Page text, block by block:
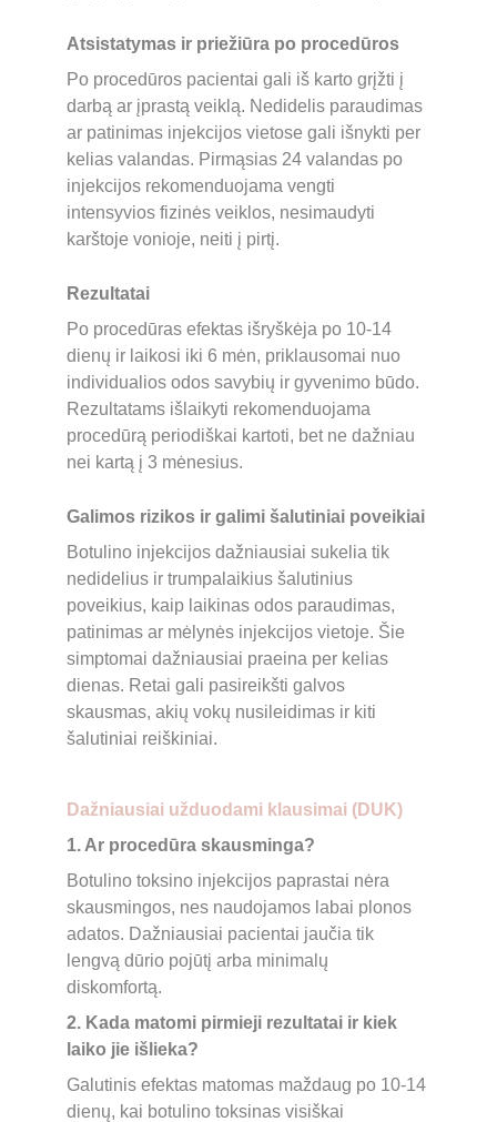
Atsistatymas ir priežiūra po procedūros
Po procedūros pacientai gali iš karto grįžti į
darbą ar įprastą veiklą. Nedidelis paraudimas
ar patinimas injekcijos vietose gali išnykti per
kelias valandas. Pirmąsias 24 valandas po
injekcijos rekomenduojama vengti
intensyvios fizinės veiklos, nesimaudyti
karštoje vonioje, neiti į pirtį.
Rezultatai
Po procedūras efektas išryškėja po 10-14
dienų ir laikosi iki 6 mėn, priklausomai nuo
individualios odos savybių ir gyvenimo būdo.
Rezultatams išlaikyti rekomenduojama
procedūrą periodiškai kartoti, bet ne dažniau
nei kartą į 3 mėnesius.
Galimos rizikos ir galimi šalutiniai poveikiai
Botulino injekcijos dažniausiai sukelia tik
nedidelius ir trumpalaikius šalutinius
poveikius, kaip laikinas odos paraudimas,
patinimas ar mėlynės injekcijos vietoje. Šie
simptomai dažniausiai praeina per kelias
dienas. Retai gali pasireikšti galvos
skausmas, akių vokų nusileidimas ir kiti
šalutiniai reiškiniai.
Dažniausiai užduodami klausimai (DUK)
1. Ar procedūra skausminga?
Botulino toksino injekcijos paprastai nėra
skausmingos, nes naudojamos labai plonos
adatos. Dažniausiai pacientai jaučia tik
lengvą dūrio pojūtį arba minimalų
diskomfortą.
2. Kada matomi pirmieji rezultatai ir kiek
laiko jie išlieka?
Galutinis efektas matomas maždaug po 10-14
dienų, kai botulino toksinas visiškai